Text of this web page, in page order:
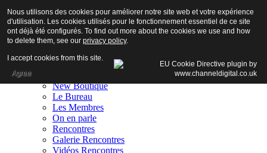
Accueil
New Boutique
Le Bureau
Les Membres
On en parle
Rencontres
Galerie Rencontres
Vidéos Rencontres
Nous utilisons des cookies pour améliorer notre site web et votre expérience
d'utilisation. Les cookies utilisés pour le fonctionnement essentiel de ce site
ont déjà été configurés. To find out more about the cookies we use and how
to delete them, see our privacy policy.
I accept cookies from this site.
Agree